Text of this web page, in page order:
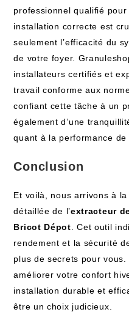
professionnel qualifié
installation correcte est
seulement l’efficacité du
de votre foyer.
installateurs certifiés et
travail conforme aux
confiant cette tâche à un
également d’une
quant à la performance de
Conclusion
Et voilà, nous arrivons à
détaillée de l’extracteur
Bricot Dépot . Cet outil
rendement et la sécurité
plus de secrets pour
améliorer votre confort
installation durable et
être un choix judicieux.